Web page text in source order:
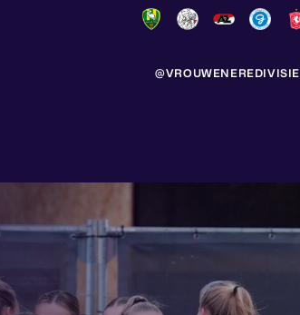
@VROUWENEREDIVISIE